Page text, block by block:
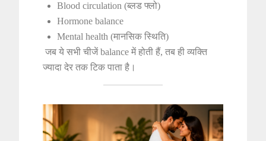
Blood circulation (ब्लड फ्लो)
Hormone balance
Mental health (मानसिक स्थिति)
जब ये सभी चीजें balance में होती हैं, तब ही व्यक्ति
ज्यादा देर तक टिक पाता है।